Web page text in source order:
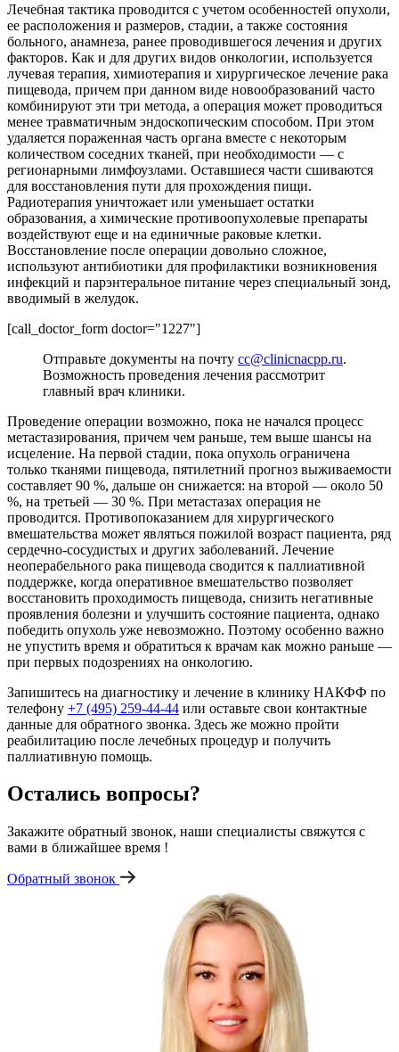
Лечебная тактика проводится с учетом особенностей опухоли,
ее расположения и размеров, стадии, а также состояния
больного, анамнеза, ранее проводившегося лечения и других
факторов. Как и для других видов онкологии, используется
лучевая терапия, химиотерапия и хирургическое лечение рака
пищевода, причем при данном виде новообразований часто
комбинируют эти три метода, а операция может проводиться
менее травматичным эндоскопическим способом. При этом
удаляется пораженная часть органа вместе с некоторым
количеством соседних тканей, при необходимости — с
регионарными лимфоузлами. Оставшиеся части сшиваются
для восстановления пути для прохождения пищи.
Радиотерапия уничтожает или уменьшает остатки
образования, а химические противоопухолевые препараты
воздействуют еще и на единичные раковые клетки.
Восстановление после операции довольно сложное,
используют антибиотики для профилактики возникновения
инфекций и парэнтеральное питание через специальный зонд,
вводимый в желудок.
[call_doctor_form doctor="1227"]
Отправьте документы на почту cc@clinicnacpp.ru.
Возможность проведения лечения рассмотрит
главный врач клиники.
Проведение операции возможно, пока не начался процесс
метастазирования, причем чем раньше, тем выше шансы на
исцеление. На первой стадии, пока опухоль ограничена
только тканями пищевода, пятилетний прогноз выживаемости
составляет 90 %, дальше он снижается: на второй — около 50
%, на третьей — 30 %. При метастазах операция не
проводится. Противопоказанием для хирургического
вмешательства может являться пожилой возраст пациента, ряд
сердечно-сосудистых и других заболеваний. Лечение
неоперабельного рака пищевода сводится к паллиативной
поддержке, когда оперативное вмешательство позволяет
восстановить проходимость пищевода, снизить негативные
проявления болезни и улучшить состояние пациента, однако
победить опухоль уже невозможно. Поэтому особенно важно
не упустить время и обратиться к врачам как можно раньше —
при первых подозрениях на онкологию.
Запишитесь на диагностику и лечение в клинику НАКФФ по
телефону +7 (495) 259-44-44 или оставьте свои контактные
данные для обратного звонка. Здесь же можно пройти
реабилитацию после лечебных процедур и получить
паллиативную помощь.
Остались вопросы?
Закажите обратный звонок, наши специалисты свяжутся с
вами в ближайшее время !
Обратный звонок